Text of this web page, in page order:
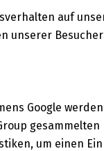
auf
unserer
Google
um einen